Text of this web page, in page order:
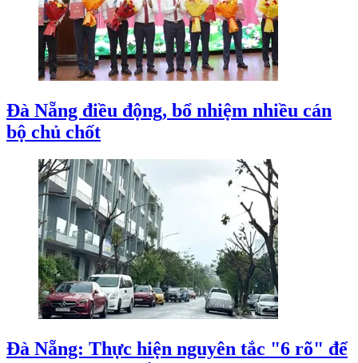
Đà Nẵng điều động, bổ nhiệm nhiều cán
bộ chủ chốt
Đà Nẵng: Thực hiện nguyên tắc "6 rõ" để